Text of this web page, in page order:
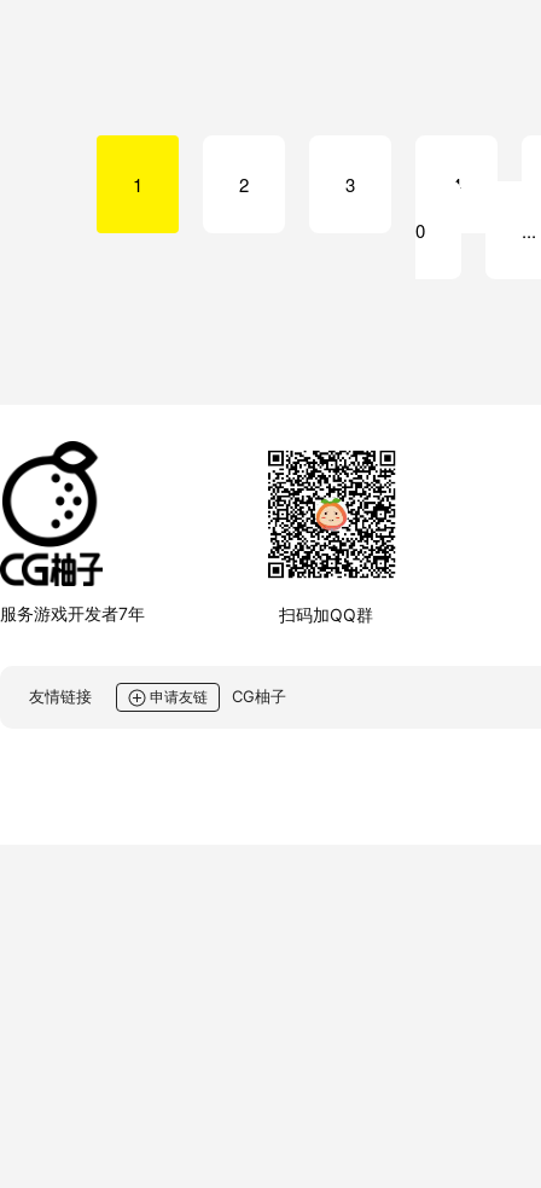
1 2 3
4
0
服务游戏开发者7年 扫码加QQ群
友情链接 申请友链 CG柚子